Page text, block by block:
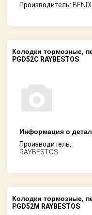
Производитель:
Колодки тормозные,
PGD52C RAYBESTOS
Информация о
Производитель:
RAYBESTOS
Колодки тормозные,
PGD52M RAYBESTOS